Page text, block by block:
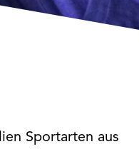
Sportarten aus